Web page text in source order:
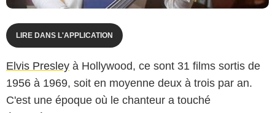
LIRE DANS L'APPLICATION
Elvis Presley à Hollywood, ce sont 31 films sortis de
1956 à 1969, soit en moyenne deux à trois par an.
C'est une époque où le chanteur a touché